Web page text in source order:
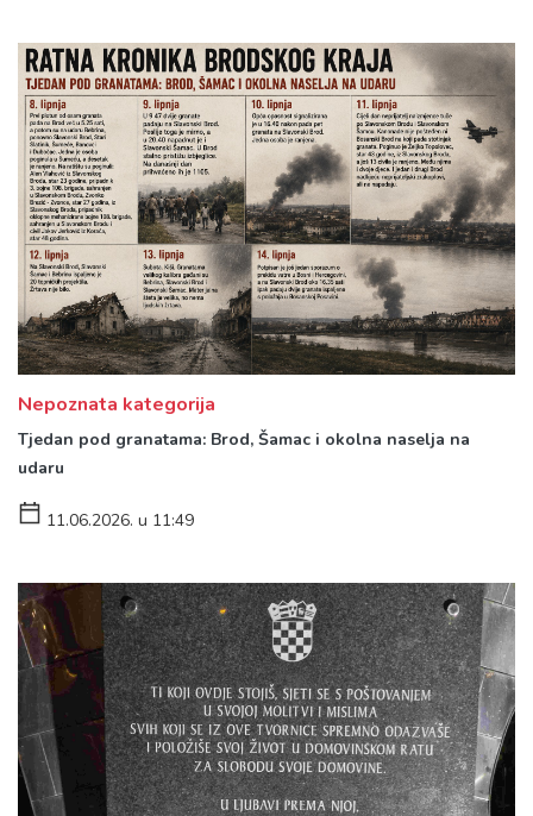
Nepoznata kategorija
Tjedan pod granatama: Brod, Šamac i okolna naselja na
udaru
11.06.2026. u 11:49